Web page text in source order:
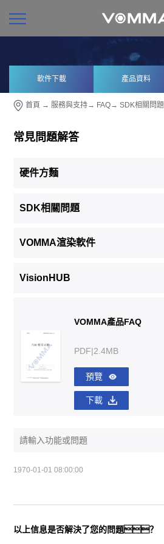
軟件下載 產品資料
首頁 →服務與支持→ FAQ→SDK相關問題
常見問題解答
硬件方麵
SDK相關問題
VOMMA渲染軟件
VisionHUB
VOMMA產品FAQ
PDF|2.4MB
預覽
下載
1970-01-01 08:00:00
以上信息是否解決了您的問題？